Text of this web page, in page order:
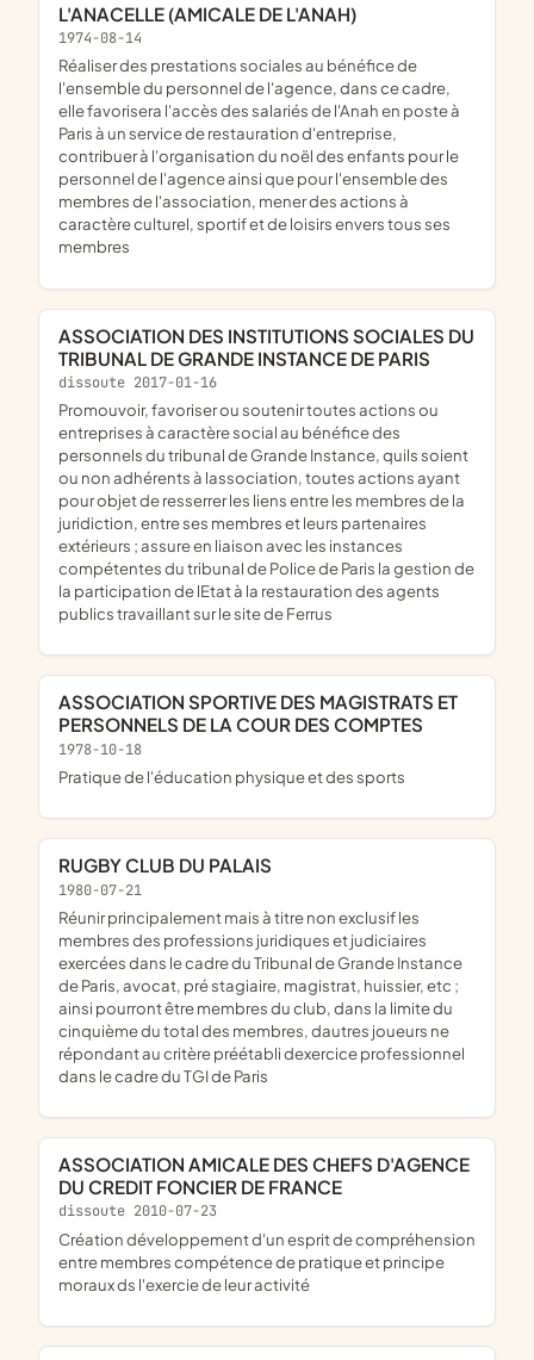
L'ANACELLE (AMICALE DE L'ANAH)
1974-08-14
réaliser des prestations sociales au bénéfice de
l'ensemble du personnel de l'agence, dans ce cadre,
elle favorisera l'accès des salariés de l'Anah en poste à
Paris à un service de restauration d'entreprise,
contribuer à l'organisation du noël des enfants pour le
personnel de l'agence ainsi que pour l'ensemble des
membres de l'association, mener des actions à
caractère culturel, sportif et de loisirs envers tous ses
membres
ASSOCIATION DES INSTITUTIONS SOCIALES DU
TRIBUNAL DE GRANDE INSTANCE DE PARIS
dissoute 2017-01-16
promouvoir, favoriser ou soutenir toutes actions ou
entreprises à caractère social au bénéfice des
personnels du tribunal de Grande Instance, quils soient
ou non adhérents à lassociation, toutes actions ayant
pour objet de resserrer les liens entre les membres de la
juridiction, entre ses membres et leurs partenaires
extérieurs ; assure en liaison avec les instances
compétentes du tribunal de Police de Paris la gestion de
la participation de lEtat à la restauration des agents
publics travaillant sur le site de Ferrus
ASSOCIATION SPORTIVE DES MAGISTRATS ET
PERSONNELS DE LA COUR DES COMPTES
1978-10-18
pratique de l'éducation physique et des sports
RUGBY CLUB DU PALAIS
1980-07-21
réunir principalement mais à titre non exclusif les
membres des professions juridiques et judiciaires
exercées dans le cadre du Tribunal de Grande Instance
de Paris, avocat, pré stagiaire, magistrat, huissier, etc ;
ainsi pourront être membres du club, dans la limite du
cinquième du total des membres, dautres joueurs ne
répondant au critère préétabli dexercice professionnel
dans le cadre du TGI de Paris
ASSOCIATION AMICALE DES CHEFS D'AGENCE
DU CREDIT FONCIER DE FRANCE
dissoute 2010-07-23
création développement d'un esprit de compréhension
entre membres compétence de pratique et principe
moraux ds l'exercie de leur activité